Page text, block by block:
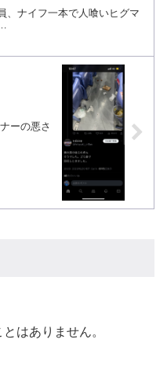
、ナイフ一本で人喰いヒグマ
ーの悪さ
はありません。